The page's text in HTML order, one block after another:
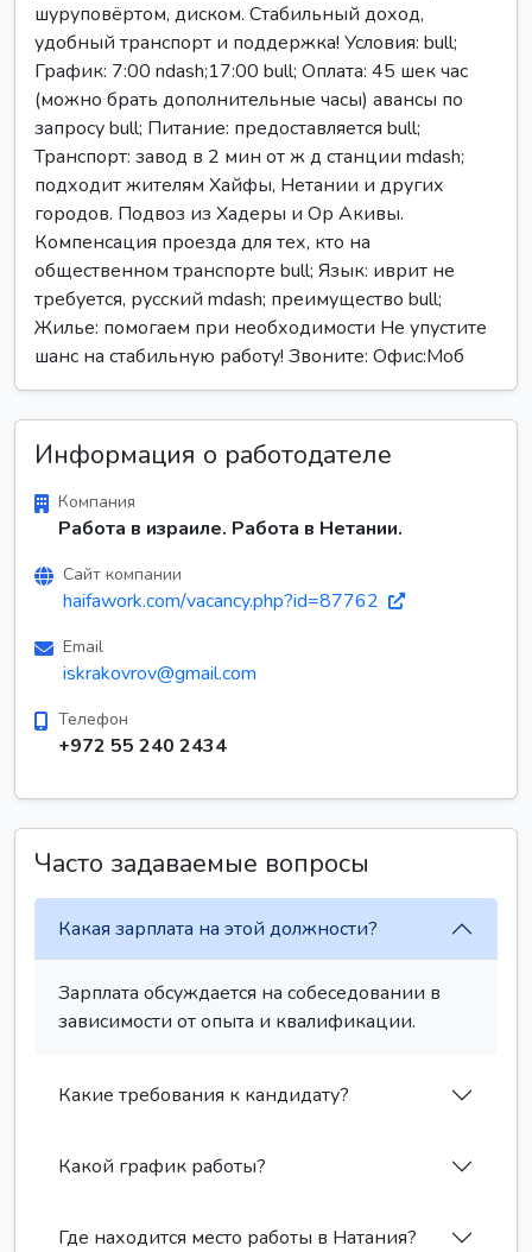
шуруповёртом, диском. Стабильный доход,
удобный транспорт и поддержка! Условия: bull;
График: 7:00 ndash;17:00 bull; Оплата: 45 шек час
(можно брать дополнительные часы) авансы по
запросу bull; Питание: предоставляется bull;
Транспорт: завод в 2 мин от ж д станции mdash;
подходит жителям Хайфы, Нетании и других
городов. Подвоз из Хадеры и Ор Акивы.
Компенсация проезда для тех, кто на
общественном транспорте bull; Язык: иврит не
требуется, русский mdash; преимущество bull;
Жилье: помогаем при необходимости Не упустите
шанс на стабильную работу! Звоните: Офис:Моб
Информация о работодателе
Компания
Работа в израиле. Работа в Нетании.
Сайт компании
haifawork.com/vacancy.php?id=87762
Email
iskrakovrov@gmail.com
Телефон
+972 55 240 2434
Часто задаваемые вопросы
Какая зарплата на этой должности?
Зарплата обсуждается на собеседовании в
зависимости от опыта и квалификации.
Какие требования к кандидату?
Какой график работы?
Где находится место работы в Натания?